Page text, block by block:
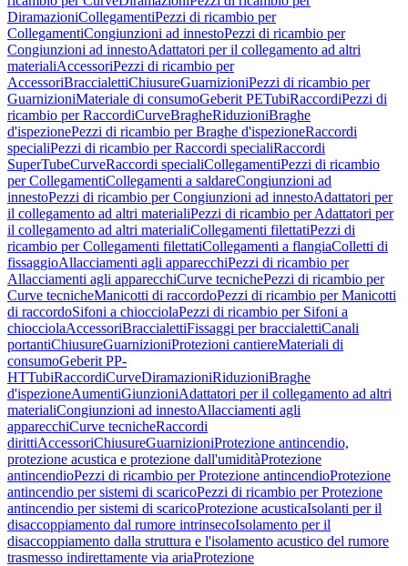
DiramazioniCollegamentiPezzi di ricambio per
CollegamentiCongiunzioni ad innestoPezzi di ricambio per
Congiunzioni ad innestoAdattatori per il collegamento ad altri
materialiAccessoriPezzi di ricambio per
AccessoriBraccialettiChiusureGuarnizioniPezzi di ricambio per
GuarnizioniMateriale di consumoGeberit PETubiRaccordiPezzi di
ricambio per RaccordiCurveBragheRiduzioniBraghe
d'ispezionePezzi di ricambio per Braghe d'ispezioneRaccordi
specialiPezzi di ricambio per Raccordi specialiRaccordi
SuperTubeCurveRaccordi specialiCollegamentiPezzi di ricambio
per CollegamentiCollegamenti a saldareCongiunzioni ad
innestoPezzi di ricambio per Congiunzioni ad innestoAdattatori per
il collegamento ad altri materialiPezzi di ricambio per Adattatori per
il collegamento ad altri materialiCollegamenti filettatiPezzi di
ricambio per Collegamenti filettatiCollegamenti a flangiaColletti di
fissaggioAllacciamenti agli apparecchiPezzi di ricambio per
Allacciamenti agli apparecchiCurve tecnichePezzi di ricambio per
Curve tecnicheManicotti di raccordoPezzi di ricambio per Manicotti
di raccordoSifoni a chiocciolaPezzi di ricambio per Sifoni a
chiocciolaAccessoriBraccialettiFissaggi per braccialettiCanali
portantiChiusureGuarnizioniProtezioni cantiereMateriali di
consumoGeberit PP-
HTTubiRaccordiCurveDiramazioniRiduzioniBraghe
d'ispezioneAumentiGiunzioniAdattatori per il collegamento ad altri
materialiCongiunzioni ad innestoAllacciamenti agli
apparecchiCurve tecnicheRaccordi
dirittiAccessoriChiusureGuarnizioniProtezione antincendio,
protezione acustica e protezione dall'umiditàProtezione
antincendioPezzi di ricambio per Protezione antincendioProtezione
antincendio per sistemi di scaricoPezzi di ricambio per Protezione
antincendio per sistemi di scaricoProtezione acusticaIsolanti per il
disaccoppiamento dal rumore intrinsecoIsolamento per il
disaccoppiamento dalla struttura e l'isolamento acustico del rumore
trasmesso indirettamente via ariaProtezione